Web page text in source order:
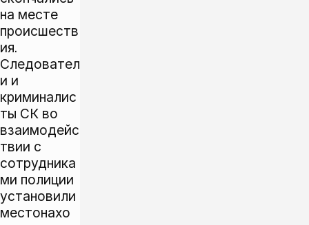
на месте
происшеств
ия.
Следовател
и и
криминалис
ты СК во
взаимодейс
твии с
сотрудника
ми полиции
установили
местонахо